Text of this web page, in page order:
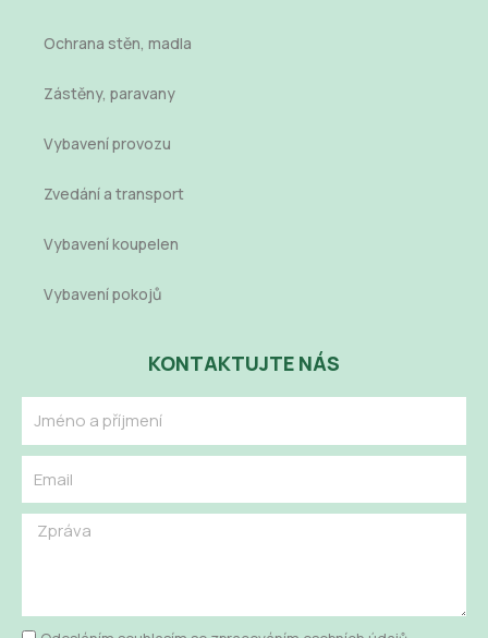
Ochrana stěn, madla
Zástěny, paravany
Vybavení provozu
Zvedání a transport
Vybavení koupelen
Vybavení pokojů
KONTAKTUJTE NÁS
Message